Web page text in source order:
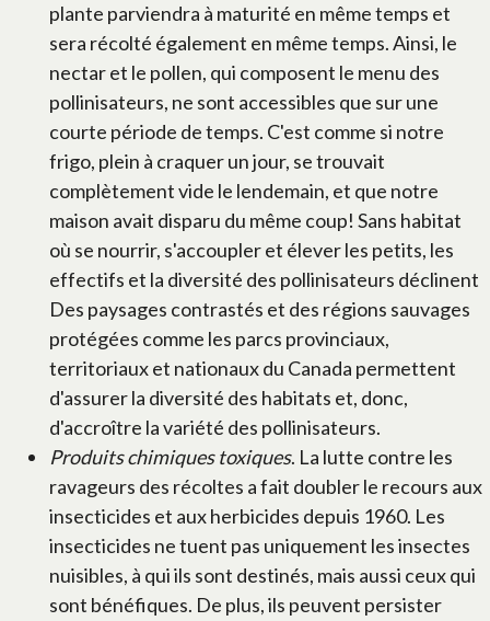
plante parviendra à maturité en même temps et
sera récolté également en même temps. Ainsi, le
nectar et le pollen, qui composent le menu des
pollinisateurs, ne sont accessibles que sur une
courte période de temps. C'est comme si notre
frigo, plein à craquer un jour, se trouvait
complètement vide le lendemain, et que notre
maison avait disparu du même coup! Sans habitat
où se nourrir, s'accoupler et élever les petits, les
effectifs et la diversité des pollinisateurs déclinent
Des paysages contrastés et des régions sauvages
protégées comme les parcs provinciaux,
territoriaux et nationaux du Canada permettent
d'assurer la diversité des habitats et, donc,
d'accroître la variété des pollinisateurs.
Produits chimiques toxiques. La lutte contre les
ravageurs des récoltes a fait doubler le recours aux
insecticides et aux herbicides depuis 1960. Les
insecticides ne tuent pas uniquement les insectes
nuisibles, à qui ils sont destinés, mais aussi ceux qui
sont bénéfiques. De plus, ils peuvent persister